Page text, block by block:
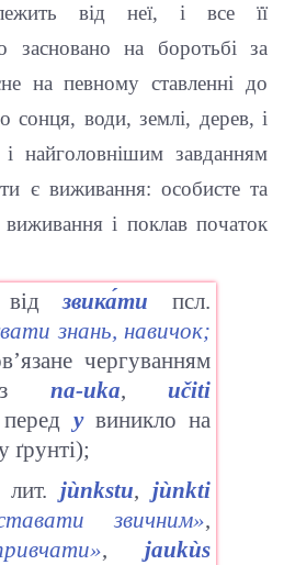
від неї, і все її
засновано на боротьбі за
на певному ставленні до
сонця, води, землі, дерев, і
найголовнішим завданням
є виживання: особисте та
і поклав початок
звика́ти
псл.
знань, навичок;
чергуванням
з nа-uka, učiti
перед у виникло на
ґрунті);
лит. jùnkstu, jùnkti
звичним»,
, jaukùs